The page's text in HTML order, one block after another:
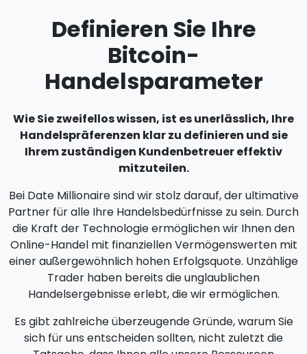
Definieren Sie Ihre
Bitcoin-
Handelsparameter
Wie Sie zweifellos wissen, ist es unerlässlich, Ihre
Handelspräferenzen klar zu definieren und sie
Ihrem zuständigen Kundenbetreuer effektiv
mitzuteilen.
Bei Date Millionaire sind wir stolz darauf, der ultimative
Partner für alle Ihre Handelsbedürfnisse zu sein. Durch
die Kraft der Technologie ermöglichen wir Ihnen den
Online-Handel mit finanziellen Vermögenswerten mit
einer außergewöhnlich hohen Erfolgsquote. Unzählige
Trader haben bereits die unglaublichen
Handelsergebnisse erlebt, die wir ermöglichen.
Es gibt zahlreiche überzeugende Gründe, warum Sie
sich für uns entscheiden sollten, nicht zuletzt die